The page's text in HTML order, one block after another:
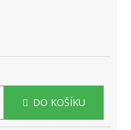
DO KOŠÍKU